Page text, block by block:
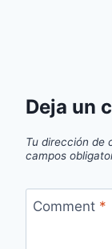
Deja un
Tu dirección de
campos
Comment *